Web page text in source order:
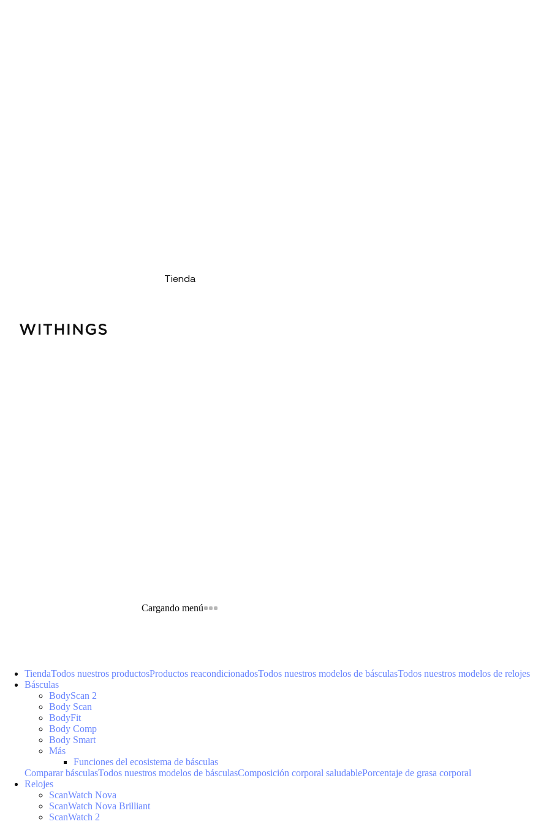
Tienda
Cargando menú
TiendaTodos nuestros productosProductos reacondicionadosTodos nuestros modelos de básculasTodos nuestros modelos de relojes
Básculas
BodyScan 2
Body Scan
BodyFit
Body Comp
Body Smart
Más
Funciones del ecosistema de básculas
Comparar básculasTodos nuestros modelos de básculasComposición corporal saludablePorcentaje de grasa corporal
Relojes
ScanWatch Nova
ScanWatch Nova Brilliant
ScanWatch 2